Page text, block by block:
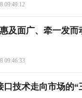
09:49:12
及面广、牵一发
09:46:33
口技术走向市场的“